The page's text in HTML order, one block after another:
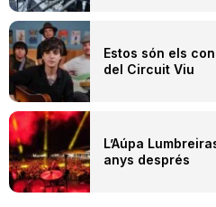
Estos són els
del Circuit Viu
L’Aúpa
anys després